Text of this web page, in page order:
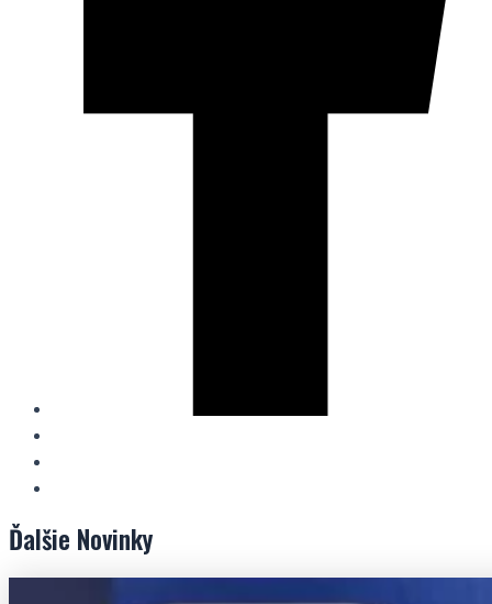
Ďalšie Novinky